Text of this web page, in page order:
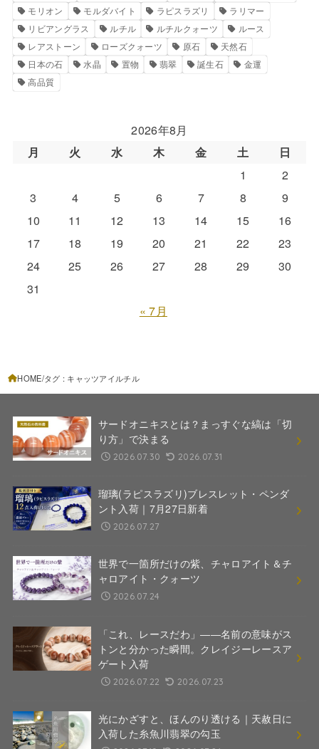
モリオン
モルダバイト ラピスラズリ
ラリマー
リビアングラス
ルチル ルチルクォーツ
ルース
レアストーン
ローズクォーツ 原石
天然石
日本の石
水晶 置物 翡翠 誕生石
金運
高品質
2026年8月
月
火 水 木 金 土
日
1
2
3
4 5 6 7 8
9
10
11 12 13 14 15
16
17
18 19 20 21 22
23
24
25 26 27 28 29
30
31
« 7月
HOME タグ : キャッツアイルチル
サードオニキスとは？まっすぐな縞は「切
り方」で決まる
2026.07.30 2026.07.31
瑠璃(ラピスラズリ)ブレスレット・ペンダ
ント入荷｜7月27日新着
2026.07.27
世界で一箇所だけの紫、チャロアイト＆チ
ャロアイト・クォーツ
2026.07.24
「これ、レースだわ」――名前の意味がス
トンと分かった瞬間。クレイジーレースア
ゲート入荷
2026.07.22 2026.07.23
光にかざすと、ほんのり透ける｜天赦日に
入荷した糸魚川翡翠の勾玉